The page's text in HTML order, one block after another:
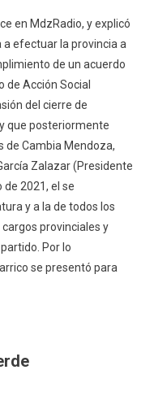
en MdzRadio, y explicó
a efectuar la provincia a
de un acuerdo
Acción Social
del cierre de
que posteriormente
de Cambia Mendoza,
Zalazar (Presidente
de 2021, el se
y a la de todos los
provinciales y
Por lo
se presentó para